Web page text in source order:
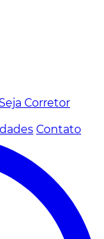
Seja Corretor
Contato